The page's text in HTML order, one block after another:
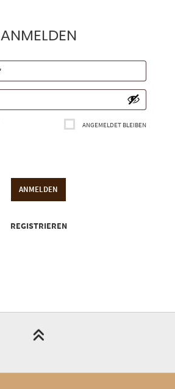
ANMELDEN
ANGEMELDET BLEIBEN
ANMELDEN
REGISTRIEREN